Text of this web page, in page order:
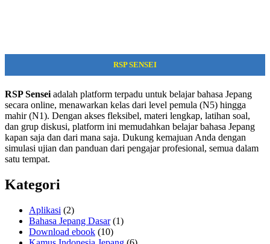
RSP SENSEI
RSP Sensei adalah platform terpadu untuk belajar bahasa Jepang
secara online, menawarkan kelas dari level pemula (N5) hingga
mahir (N1). Dengan akses fleksibel, materi lengkap, latihan soal,
dan grup diskusi, platform ini memudahkan belajar bahasa Jepang
kapan saja dan dari mana saja. Dukung kemajuan Anda dengan
simulasi ujian dan panduan dari pengajar profesional, semua dalam
satu tempat.
Kategori
Aplikasi (2)
Bahasa Jepang Dasar(1)
Download ebook (10)